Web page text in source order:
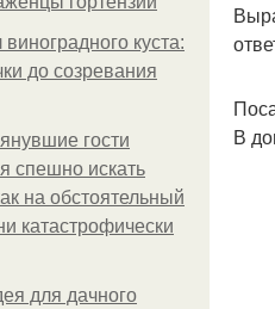
куста:
до созревания
гости
спешно искать
на обстоятельный
катастрофически
для дачного
В